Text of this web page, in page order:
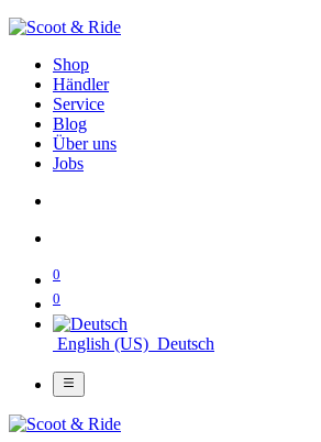
Shop
Händler
Service
Blog
Über uns
Jobs
0
0
English (US) Deutsch